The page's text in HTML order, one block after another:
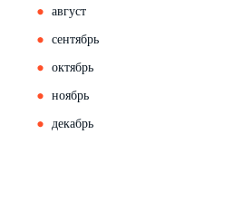
август
сентябрь
октябрь
ноябрь
декабрь